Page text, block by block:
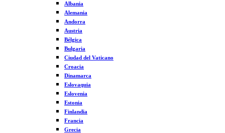
Albania
Alemania
Andorra
Austria
Bélgica
Bulgaria
Ciudad del Vaticano
Croacia
Dinamarca
Eslovaquia
Eslovenia
Estonia
Finlandia
Francia
Grecia